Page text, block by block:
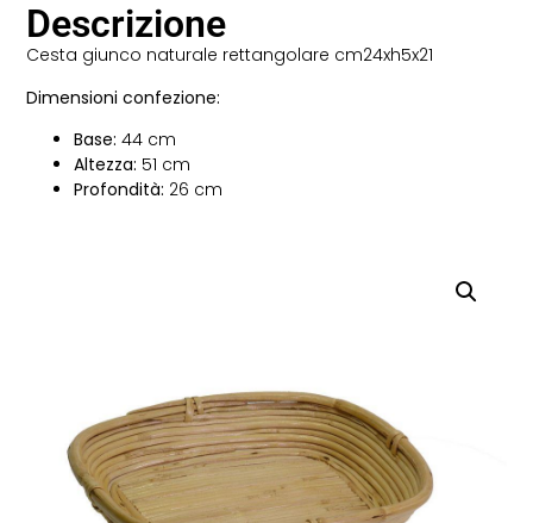
Descrizione
Cesta giunco naturale rettangolare cm24xh5x21
Dimensioni confezione:
Base: 44 cm
Altezza: 51 cm
Profondità: 26 cm